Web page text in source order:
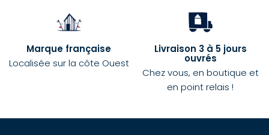
Marque française
Localisée sur la côte Ouest
Livraison 3 à 5 jours
ouvrés
Chez vous, en boutique et
en point relais !